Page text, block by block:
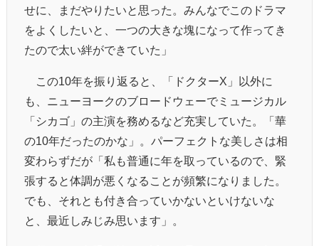
せに、まだやりたいと思った。みんなでこのドラマ
をよくしたいと、一つの大きな塊になって作ってき
たので太い絆ができていた」
この10年を振り返ると、「ドクターX」以外に
も、ニューヨークのブロードウェーでミュージカル
「シカゴ」の主演を務めるなど充実していた。「華
の10年だったのかな」。パーフェクトな美しさは相
変わらずだが「私も普通に年を取っているので、緊
張すると体調が悪くなることが頻繁になりました。
でも、それとも付き合っていかないといけないな
と、最近しみじみ思います」。